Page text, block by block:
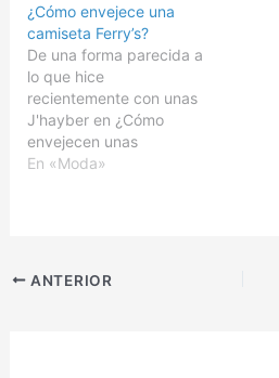
así como la falta de
tiempo, han hecho que
me decidiera por aspirar
a recibir solamente la
camiseta de Flash Lite
que regalan únicamente
por participar.Bajo el
título…
¿Cómo envejece una
camiseta Ferry’s?
De una forma parecida a
lo que hice
recientemente con unas
J'hayber en ¿Cómo
envejecen unas
J’Hayber?, hoy os voy a
esas camisetas de
En «Moda»
ANTERIOR